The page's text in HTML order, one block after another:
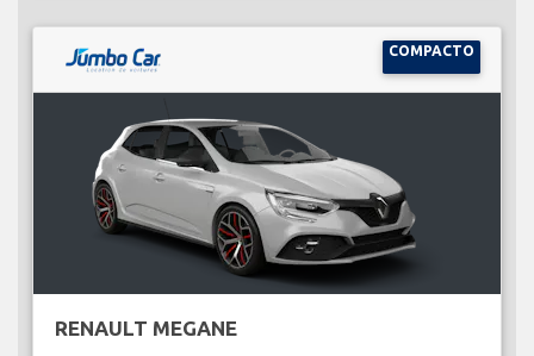
COMPACTO
RENAULT MEGANE